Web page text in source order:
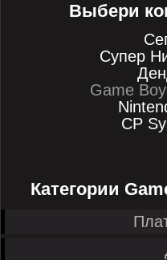
Выбери
Супер
Game
CP
Категории